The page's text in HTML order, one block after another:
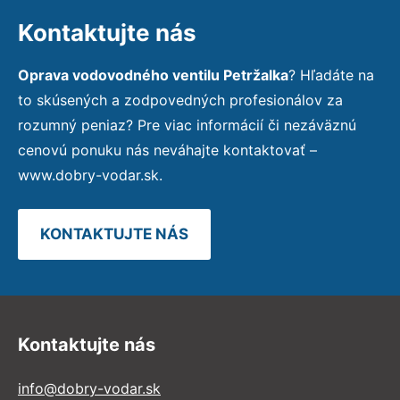
Kontaktujte nás
Oprava vodovodného ventilu Petržalka? Hľadáte na
to skúsených a zodpovedných profesionálov za
rozumný peniaz? Pre viac informácií či nezáväznú
cenovú ponuku nás neváhajte kontaktovať –
www.dobry-vodar.sk.
KONTAKTUJTE NÁS
Kontaktujte nás
info@dobry-vodar.sk